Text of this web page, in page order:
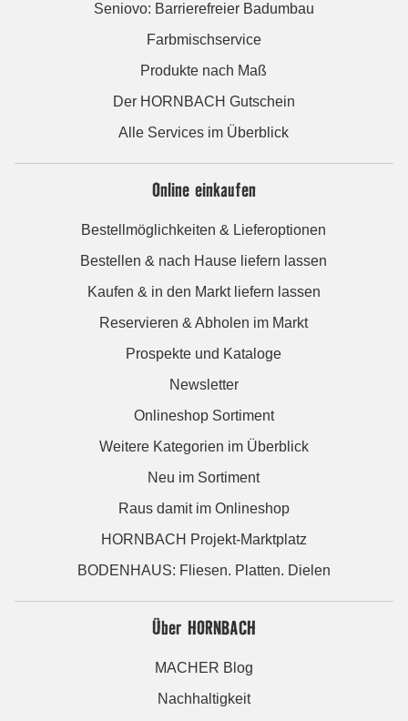
Seniovo: Barrierefreier Badumbau
Farbmischservice
Produkte nach Maß
Der HORNBACH Gutschein
Alle Services im Überblick
Online einkaufen
Bestellmöglichkeiten & Lieferoptionen
Bestellen & nach Hause liefern lassen
Kaufen & in den Markt liefern lassen
Reservieren & Abholen im Markt
Prospekte und Kataloge
Newsletter
Onlineshop Sortiment
Weitere Kategorien im Überblick
Neu im Sortiment
Raus damit im Onlineshop
HORNBACH Projekt-Marktplatz
BODENHAUS: Fliesen. Platten. Dielen
Über HORNBACH
MACHER Blog
Nachhaltigkeit